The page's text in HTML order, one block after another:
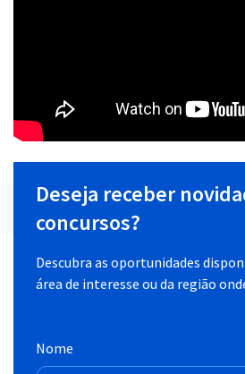
Deseja receber
concursos?
Descubra as oportunidades
área de interesse ou da região
Nome